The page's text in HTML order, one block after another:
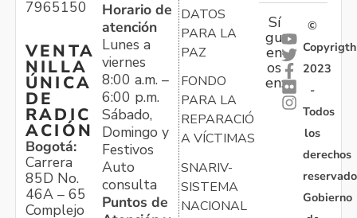
7965150
VENTA
NILLA
ÚNICA
DE
RADIC
ACIÓN
Bogotá:
Carrera
85D No.
46A – 65
Complejo
Horario de
atención
Lunes a
viernes
8:00 a.m. –
6:00 p.m.
Sábado,
Domingo y
Festivos
Auto
consulta
Puntos de
DATOS
PARA LA
PAZ
FONDO
PARA LA
REPARACIÓN
A VÍCTIMAS
SNARIV-
SISTEMA
NACIONAL
Sí
gu
en
os
en:
©
Copyrigth
2023
-
Todos
los
derechos
Gobierno